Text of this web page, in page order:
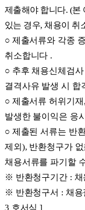
제출해야 합니다. (본
있는 경우, 채용이 취
○ 제출서류와 각종
취소합니다 .
○ 추후 채용신체검
결격사유 발생 시 합
○ 제출서류 허위기재 ,
발생한 불이익은 응
○ 제출된 서류는 반
제외 ), 반환청구가
채용서류를 파기할
※ 반환청구기간 :
※ 반환청구서 : 채
3 호서식]